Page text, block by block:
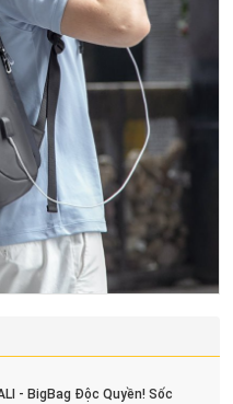
- BigBag Độc Quyền! Sốc